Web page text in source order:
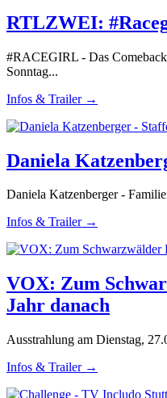
RTLZWEI:
#RACEGIRL - Das
Sonntag...
Infos & Trailer →
Daniela
Daniela Katzenberger -
Infos & Trailer →
VOX: Zum
Jahr danach
Ausstrahlung am Dienstag,
Infos & Trailer →